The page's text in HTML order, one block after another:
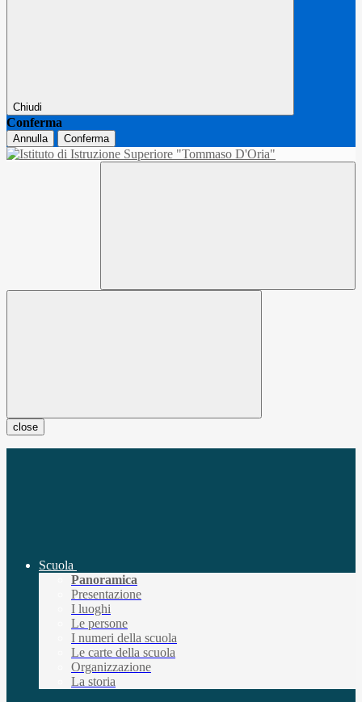
Chiudi
Conferma
Annulla Conferma
close
Scuola
Panoramica
Presentazione
I luoghi
Le persone
I numeri della scuola
Le carte della scuola
Organizzazione
La storia